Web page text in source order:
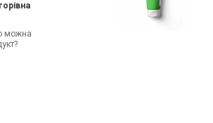
можна